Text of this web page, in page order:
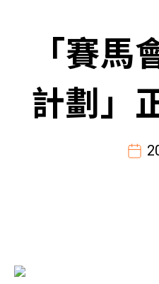
關於本會
聯絡我們
「賽馬
計劃」